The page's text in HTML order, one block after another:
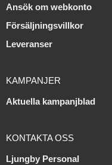
Ansök om webkonto
Försäljningsvillkor
Leveranser
KAMPANJER
Aktuella kampanjblad
KONTAKTA OSS
Ljungby Personal